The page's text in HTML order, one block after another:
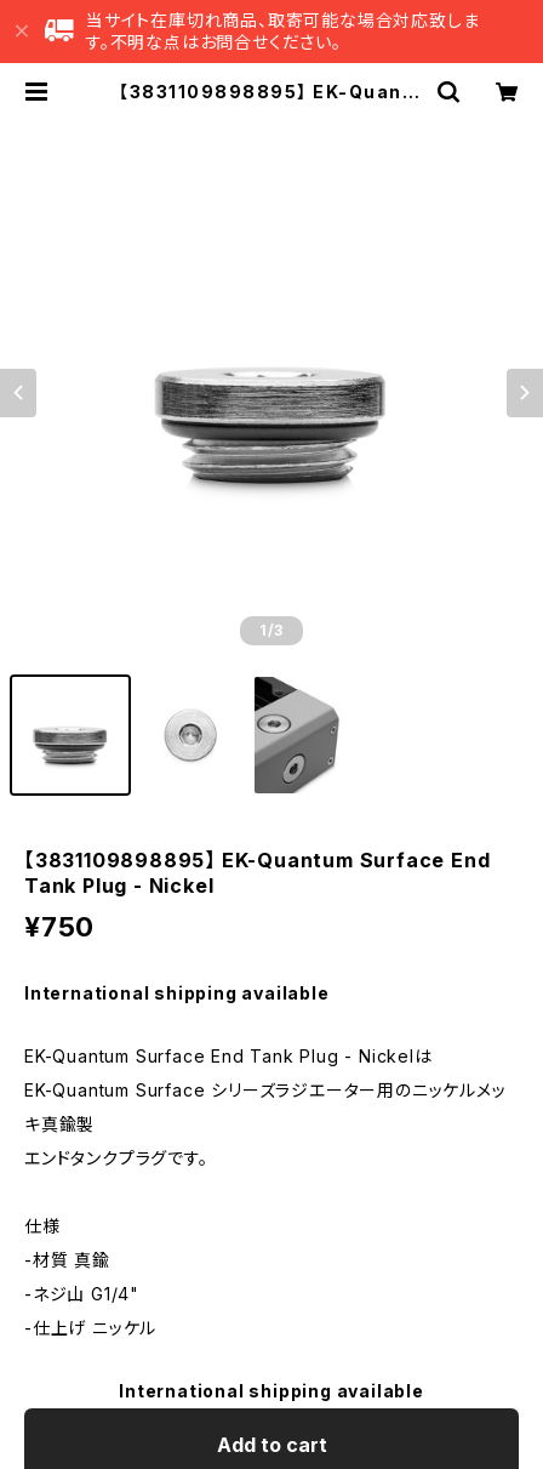
当サイト在庫切れ商品、取寄可能な場合対応致しま
す。不明な点はお問合せください。
【3831109898895】 EK-Quantu
1 /3
【3831109898895】 EK-Quantum Surface End
Tank Plug - Nickel
¥750
International shipping available
EK-Quantum Surface End Tank Plug - Nickelは
EK-Quantum Surface シリーズラジエーター用のニッケルメッ
キ真鍮製
エンドタンクプラグです。
仕様
-材質 真鍮
-ネジ山 G1/4"
-仕上げ ニッケル
International shipping available
Add to cart